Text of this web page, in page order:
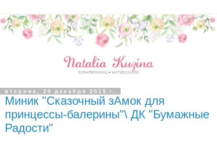
вторник, 29 декабря 2015 г.
Миник "Сказочный зАмок для
принцессы-балерины"\ ДК "Бумажные
Радости"